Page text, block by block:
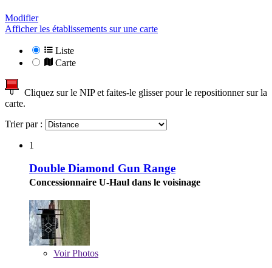
Modifier
Afficher les établissements sur une carte
Liste
Carte
Cliquez sur le NIP et faites-le glisser pour le repositionner sur la
carte.
Trier par :
1
Double Diamond Gun Range
Concessionnaire U-Haul dans le voisinage
VoirPhotos